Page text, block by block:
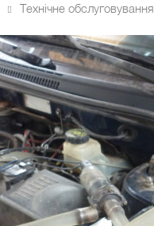
Технічне обслуговування